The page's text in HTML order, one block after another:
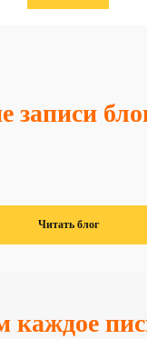
записи
Читать блог